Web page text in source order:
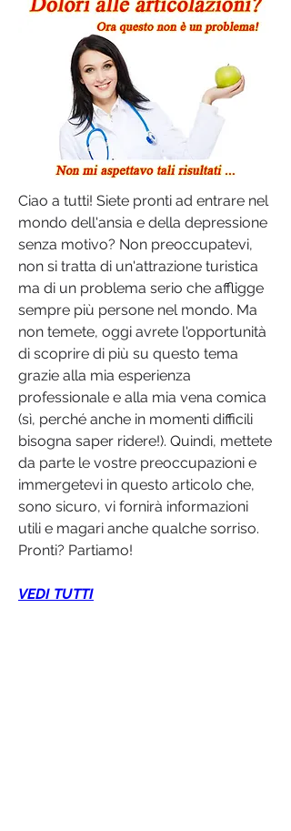
Ciao a tutti! Siete pronti ad entrare nel
mondo dell'ansia e della depressione
senza motivo? Non preoccupatevi,
non si tratta di un'attrazione turistica
ma di un problema serio che affligge
sempre più persone nel mondo. Ma
non temete, oggi avrete l'opportunità
di scoprire di più su questo tema
grazie alla mia esperienza
professionale e alla mia vena comica
(sì, perché anche in momenti difficili
bisogna saper ridere!). Quindi, mettete
da parte le vostre preoccupazioni e
immergetevi in questo articolo che,
sono sicuro, vi fornirà informazioni
utili e magari anche qualche sorriso.
Pronti? Partiamo!
VEDI TUTTI